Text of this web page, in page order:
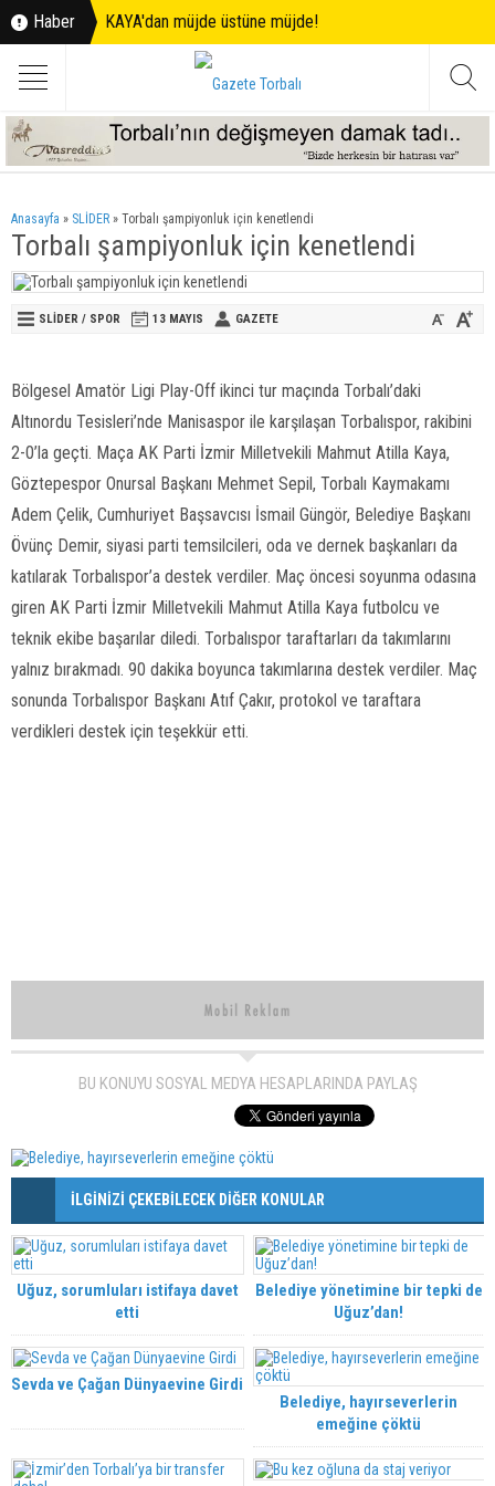
Haber KAYA'dan müjde üstüne müjde!
Anasayfa » SLİDER » Torbalı şampiyonluk için kenetlendi
Torbalı şampiyonluk için kenetlendi
SLİDER / SPOR 13 MAYIS GAZETE
Bölgesel Amatör Ligi Play-Off ikinci tur maçında Torbalı’daki
Altınordu Tesisleri’nde Manisaspor ile karşılaşan Torbalıspor, rakibini
2-0’la geçti. Maça AK Parti İzmir Milletvekili Mahmut Atilla Kaya,
Göztepespor Onursal Başkanı Mehmet Sepil, Torbalı Kaymakamı
Adem Çelik, Cumhuriyet Başsavcısı İsmail Güngör, Belediye Başkanı
Övünç Demir, siyasi parti temsilcileri, oda ve dernek başkanları da
katılarak Torbalıspor’a destek verdiler. Maç öncesi soyunma odasına
giren AK Parti İzmir Milletvekili Mahmut Atilla Kaya futbolcu ve
teknik ekibe başarılar diledi. Torbalıspor taraftarları da takımlarını
yalnız bırakmadı. 90 dakika boyunca takımlarına destek verdiler. Maç
sonunda Torbalıspor Başkanı Atıf Çakır, protokol ve taraftara
verdikleri destek için teşekkür etti.
BU KONUYU SOSYAL MEDYA HESAPLARINDA PAYLAŞ
İLGİNİZİ ÇEKEBİLECEK DİĞER KONULAR
Uğuz, sorumluları istifaya davet
etti
Belediye yönetimine bir tepki de
Uğuz’dan!
Sevda ve Çağan Dünyaevine Girdi
Belediye, hayırseverlerin
emeğine çöktü